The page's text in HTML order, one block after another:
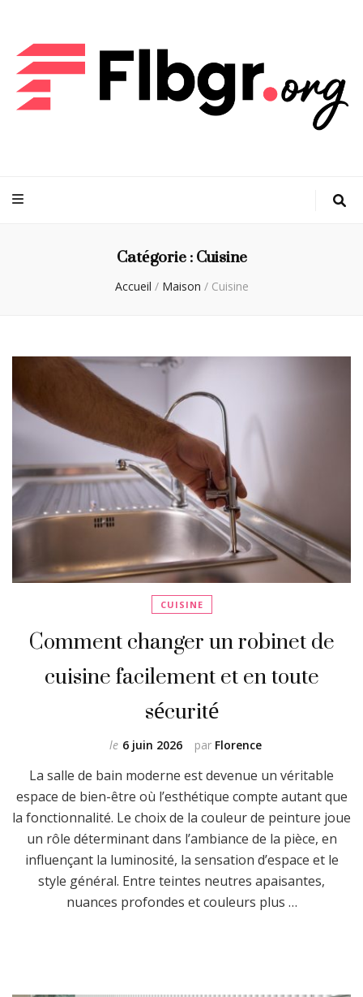
Catégorie :Cuisine
Accueil / Maison / Cuisine
CUISINE
Comment changer un robinet de
cuisine facilement et en toute
sécurité
par Florence
le 6 juin 2026
La salle de bain moderne est devenue un véritable
espace de bien-être où l’esthétique compte autant que
la fonctionnalité. Le choix de la couleur de peinture joue
un rôle déterminant dans l’ambiance de la pièce, en
influençant la luminosité, la sensation d’espace et le
style général. Entre teintes neutres apaisantes,
nuances profondes et couleurs plus …